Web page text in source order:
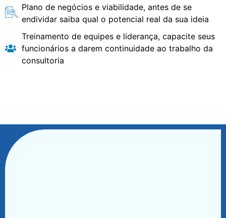
Plano de negócios e viabilidade, antes de se
endividar saiba qual o potencial real da sua ideia
Treinamento de equipes e liderança, capacite seus
funcionários a darem continuidade ao trabalho da
consultoria